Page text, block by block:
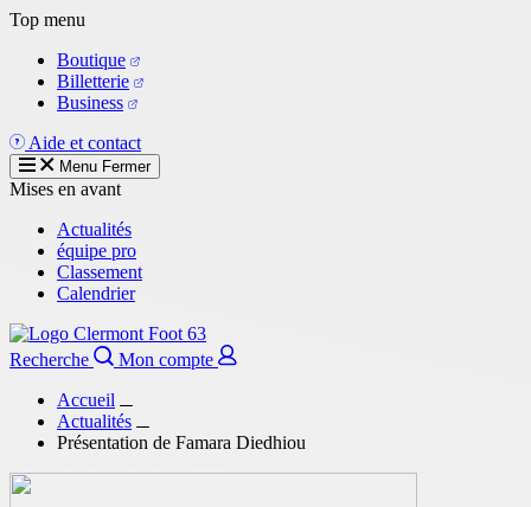
Aller
contenu
principal
Top menu
Boutique
Billetterie
Business
Aide et contact
Menu Fermer
Mises en avant
Actualités
équipe pro
Classement
Calendrier
Recherche
Mon compte
Accueil
Actualités
Présentation de Famara Diedhiou